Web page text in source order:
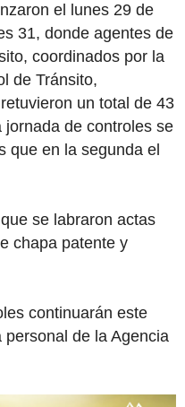
el lunes 29 de
31, donde agentes de
coordinados por la
de Tránsito,
un total de 43
de controles se
que en la segunda el
se labraron actas
chapa patente y
continuarán este
de la Agencia